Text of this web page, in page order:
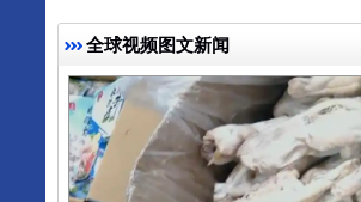
全球视频图文新闻
完善运行机制助力责任有效落实